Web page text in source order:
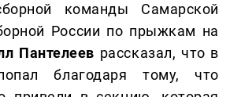
команды Самарской
России по прыжкам на
Пантелеев рассказал, что в
благодаря тому, что